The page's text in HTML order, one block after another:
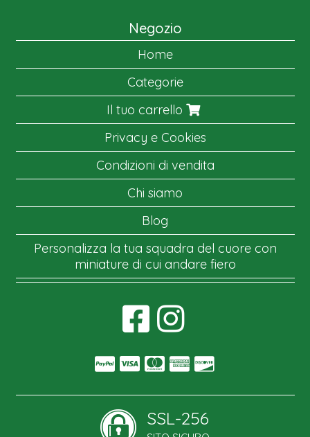
Negozio
Home
Categorie
Il tuo carrello
Privacy e Cookies
Condizioni di vendita
Chi siamo
Blog
Personalizza la tua squadra del cuore con
miniature di cui andare fiero
SSL-256